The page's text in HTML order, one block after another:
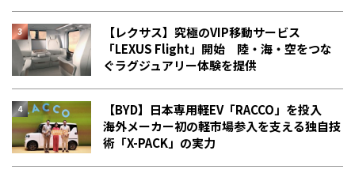
【レクサス】究極のVIP移動サービス
「LEXUS Flight」開始 陸・海・空をつな
ぐラグジュアリー体験を提供
【BYD】日本専用軽EV「RACCO」を投入
海外メーカー初の軽市場参入を支える独自技
術「X-PACK」の実力